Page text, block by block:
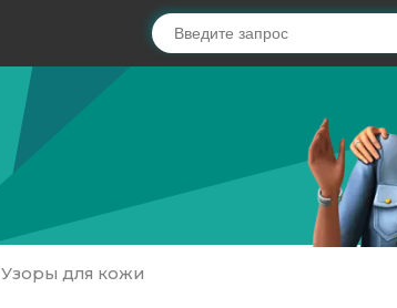
Узоры для кожи